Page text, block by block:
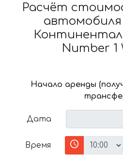
Расчёт
Number 1
Начало аренды
Дата
Время